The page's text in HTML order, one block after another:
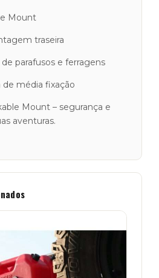
Mount
traseira
parafusos e ferragens
de média fixação
Mount – segurança e
aventuras.